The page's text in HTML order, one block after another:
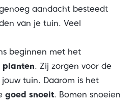
aandacht besteedt
van je tuin. Veel
beginnen met het
planten. Zij zorgen voor de
tuin. Daarom is het
goed snoeit. Bomen snoeien